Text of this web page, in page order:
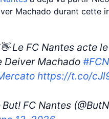
Machado durant cette
Le FC Nantes acte
Deiver Machado
https://t.co/
FC Nantes